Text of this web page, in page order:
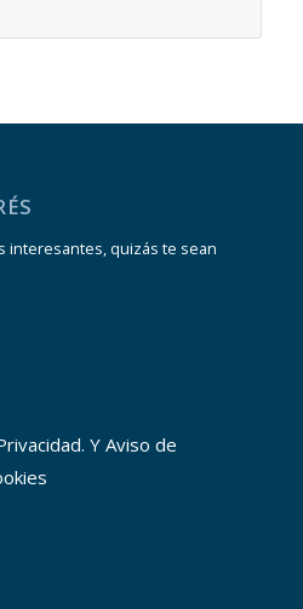
interesantes, quizás te sean
Y Aviso de